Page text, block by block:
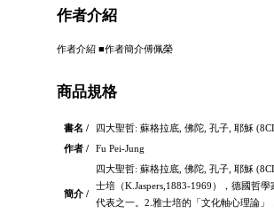
作者介紹
作者介紹 ■作者簡介傅佩榮
商品規格
書名 /
四大聖哲: 蘇格拉底, 佛陀, 孔子, 耶穌
作者 /
Fu Pei-Jung
簡介 /
四大聖哲: 蘇格拉底, 佛陀, 孔子, 耶穌
士培（K.Jaspers,1883-1969），德國哲
代表之一。2.雅士培的「文化軸心理論」